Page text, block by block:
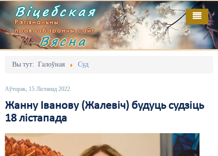
Віцебская
Рэгіянальны
праваабарончы сайт
Вясна
Вы тут: Галоўная Суд
Аўторак, 15 Лістапад 2022
Жанну Іванову (Жалевіч) будуць судзіць
18 лістапада
Галоўная
Адміністрацыйны перасьлед
Безбар'ернае асяродзьдзе
Выбары
Грамадзянскія ініцыятывы
Выданьні
Кантакт
Пра нас
RSS